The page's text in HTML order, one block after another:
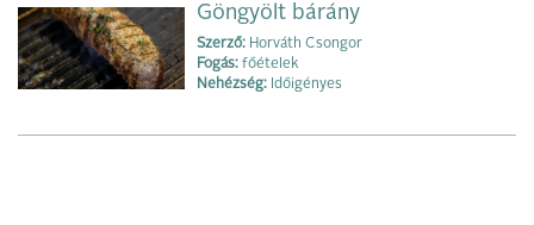
Göngyölt bárány
Szerző: Horváth Csongor
Fogás: főételek
Nehézség: Időigényes